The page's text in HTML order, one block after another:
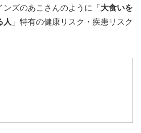
ズのあこさんのように「 大食いを
人 」特有の健康リスク・疾患リスク